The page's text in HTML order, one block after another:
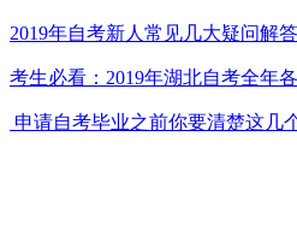
2019年自考新人常见几大疑问解答
考生必看：2019年湖北自考全年
申请自考毕业之前你要清楚这几